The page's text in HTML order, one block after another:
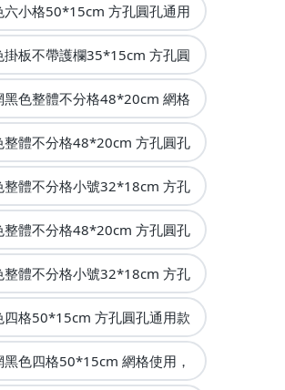
六小格50*15cm 方孔圓孔通用
掛板不帶護欄35*15cm 方孔圓
黑色整體不分格48*20cm 網格
整體不分格48*20cm 方孔圓孔
整體不分格小號32*18cm 方孔
整體不分格48*20cm 方孔圓孔
整體不分格小號32*18cm 方孔
四格50*15cm 方孔圓孔通用款
黑色四格50*15cm 網格使用，